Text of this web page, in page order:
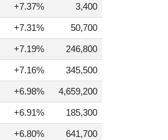
+7.37% 3,400
+7.31% 50,700
+7.19% 246,800
+7.16% 345,500
+6.98% 4,659,200
+6.91% 185,300
+6.80% 641,700